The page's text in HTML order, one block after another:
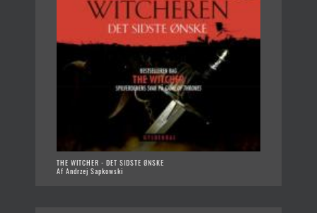
THE WITCHER - DET SIDSTE ØNSKE
Af Andrzej Sapkowski